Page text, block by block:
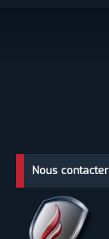
Nous contacter